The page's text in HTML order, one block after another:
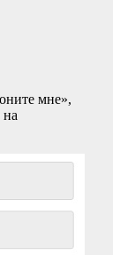
мне»,
на